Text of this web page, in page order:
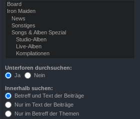
Unterforen durchsuchen:
Ja
Nein
Innerhalb suchen:
Betreff und Text der Beiträge
Nur im Text der Beiträge
Nur im Betreff der Themen